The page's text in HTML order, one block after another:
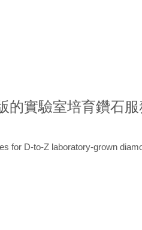
的實驗室培育鑽石
for D-to-Z laboratory-grown